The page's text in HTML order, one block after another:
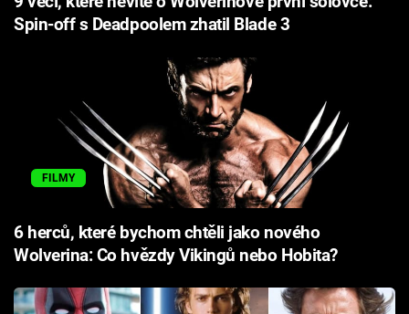
Spin-off s Deadpoolem zhatil Blade 3
FILMY
6 herců, které bychom chtěli jako nového
Wolverina: Co hvězdy Vikingů nebo Hobita?